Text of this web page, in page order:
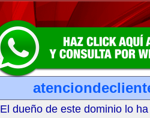
El dueño de este dominio lo